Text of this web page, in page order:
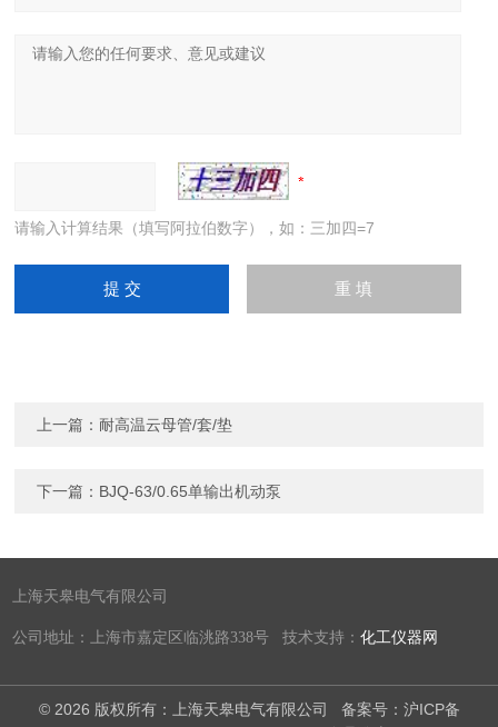
请输入计算结果（填写阿拉伯数字），如：三加四=7
上一篇： 耐高温云母管/套/垫
下一篇： BJQ-63/0.65单输出机动泵
上海天皋电气有限公司
公司地址：上海市嘉定区临洮路338号 技术支持：化工仪器网
© 2026 版权所有：上海天皋电气有限公司 备案号：沪ICP备